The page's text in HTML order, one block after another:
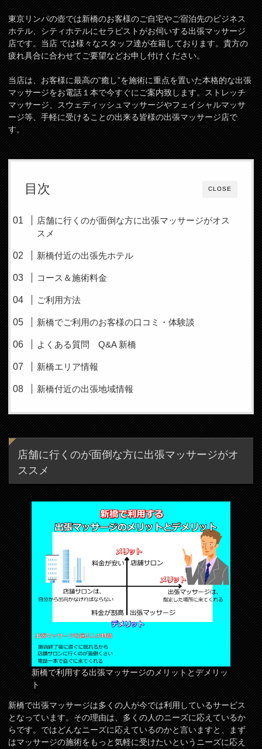
東京リンパの壺では新橋のお客様のご自宅やご宿泊先のビジネス
ホテル、シティホテルにセラピストがお伺いする出張マッサージ
店です。当店 では様々なスタッフ達が在籍しております。貴方の
疲れ具合に合わせてご要望などお申し付けください。
当店は、お客様に最高の”癒し”を施術に重点を置いた本格的な出張
マッサージをお電話１本で今すぐにご案内致します。ストレッチ
マッサージ、スウェディッシュマッサージやフェイシャルマッサ
ージ等、手軽に受けることの出来る皆様の出張マッサージ店で
す。
CLOSE
目次
店舗に行くのが面倒な方に出張マッサージがオス
スメ
新橋付近の出張先ホテル
コース＆施術料金
ご利用方法
新橋でご利用のお客様の口コミ・体験談
よくある質問 Q&A 新橋
新橋エリア情報
新橋付近の出張地域情報
店舗に行くのが面倒な方に出張マッサージがオ
ススメ
新橋で利用する出張マッサージのメリットとデメリッ
ト
新橋で出張マッサージは多くの人が今では利用しているサービス
となっています。その理由は、多くの人のニーズに応えているか
らです。ではどんなニーズに応えているのかと言いますと、まず
はマッサージの施術をもっと気軽に受けたいというニーズに応え